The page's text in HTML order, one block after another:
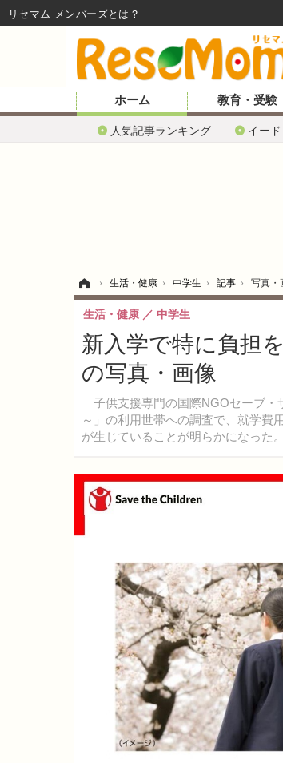
ホーム
人気記事ランキング イー
教育・受験
› 生活・健康 › 中学生 › 記事 › 写真・
新入学で特に負担
の写真・画像
子供支援専門の国際NGOセーブ・
～」の利用世帯への調査で、就学費
が生じていることが明らかになった。
生活・健康 中学生
リセマム メンバーズ